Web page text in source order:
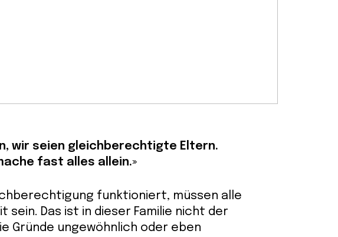
wir seien gleichberechtigte Eltern.
fast alles allein.»
funktioniert, müssen alle
sein. Das ist in dieser Familie nicht der
Gründe ungewöhnlich oder eben